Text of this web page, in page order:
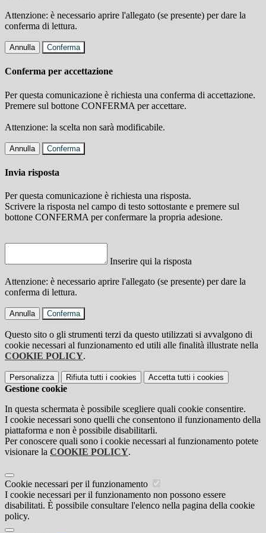
Attenzione: è necessario aprire l'allegato (se presente) per dare la
conferma di lettura.
Annulla Conferma
Conferma per accettazione
Per questa comunicazione è richiesta una conferma di accettazione.
Premere sul bottone CONFERMA per accettare.
Attenzione: la scelta non sarà modificabile.
Annulla Conferma
Invia risposta
Per questa comunicazione è richiesta una risposta.
Scrivere la risposta nel campo di testo sottostante e premere sul
bottone CONFERMA per confermare la propria adesione.
Inserire qui la risposta
Attenzione: è necessario aprire l'allegato (se presente) per dare la
conferma di lettura.
Annulla Conferma
Questo sito o gli strumenti terzi da questo utilizzati si avvalgono di
cookie necessari al funzionamento ed utili alle finalità illustrate nella
COOKIE POLICY.
Personalizza Rifiuta tutti i cookies Accetta tutti i cookies
Gestione cookie
In questa schermata è possibile scegliere quali cookie consentire.
I cookie necessari sono quelli che consentono il funzionamento della
piattaforma e non è possibile disabilitarli.
Per conoscere quali sono i cookie necessari al funzionamento potete
visionare la COOKIE POLICY.
Cookie necessari per il funzionamento
I cookie necessari per il funzionamento non possono essere
disabilitati. È possibile consultare l'elenco nella pagina della cookie
policy.